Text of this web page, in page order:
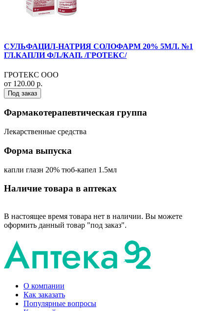
СУЛЬФАЦИЛ-НАТРИЯ СОЛОФАРМ 20% 5МЛ. №1
ГЛ.КАПЛИ ФЛ./КАП. /ГРОТЕКС/
ГРОТЕКС ООО
от 120.00 р.
Под заказ
Фармакотерапевтическая группа
Лекарственные средства
Форма выпуска
капли глазн 20% тюб-капел 1.5мл
Наличие товара в аптеках
В настоящее время товара нет в наличии. Вы можете
оформить данный товар "под заказ".
О компании
Как заказать
Популярные вопросы